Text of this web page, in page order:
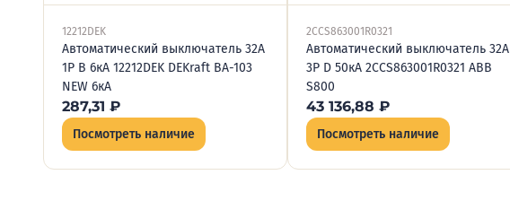
12212DEK
Автоматический выключатель 32А
1P B 6кА 12212DEK DEKraft ВА-103
NEW 6кА
287,31 ₽
Посмотреть наличие
2CCS863001R0321
Автоматический выключатель 32А
3P D 50кА 2CCS863001R0321 ABB
S800
43 136,88 ₽
Посмотреть наличие